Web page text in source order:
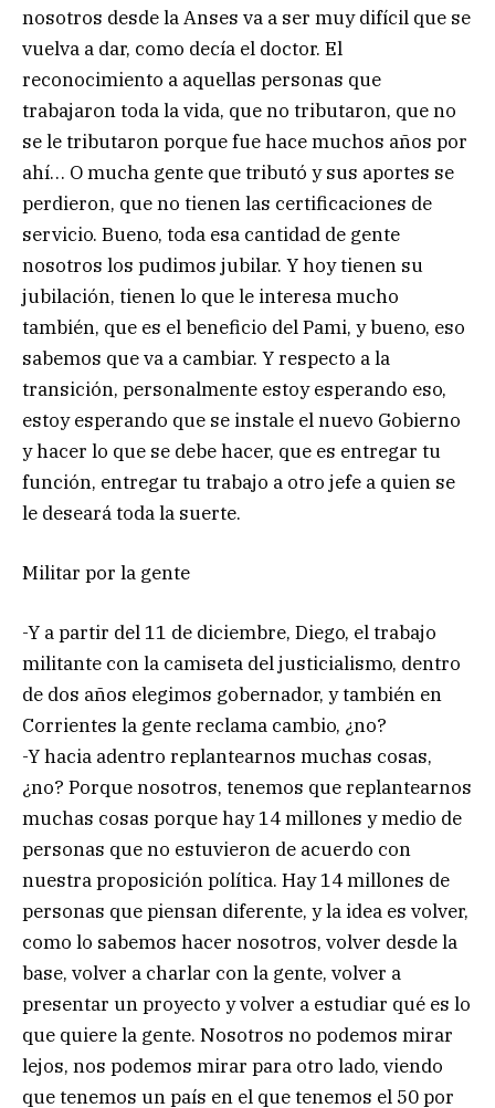
nosotros desde la Anses va a ser muy difícil que se
vuelva a dar, como decía el doctor. El
reconocimiento a aquellas personas que
trabajaron toda la vida, que no tributaron, que no
se le tributaron porque fue hace muchos años por
ahí… O mucha gente que tributó y sus aportes se
perdieron, que no tienen las certificaciones de
servicio. Bueno, toda esa cantidad de gente
nosotros los pudimos jubilar. Y hoy tienen su
jubilación, tienen lo que le interesa mucho
también, que es el beneficio del Pami, y bueno, eso
sabemos que va a cambiar. Y respecto a la
transición, personalmente estoy esperando eso,
estoy esperando que se instale el nuevo Gobierno
y hacer lo que se debe hacer, que es entregar tu
función, entregar tu trabajo a otro jefe a quien se
le deseará toda la suerte.
Militar por la gente
-Y a partir del 11 de diciembre, Diego, el trabajo
militante con la camiseta del justicialismo, dentro
de dos años elegimos gobernador, y también en
Corrientes la gente reclama cambio, ¿no?
-Y hacia adentro replantearnos muchas cosas,
¿no? Porque nosotros, tenemos que replantearnos
muchas cosas porque hay 14 millones y medio de
personas que no estuvieron de acuerdo con
nuestra proposición política. Hay 14 millones de
personas que piensan diferente, y la idea es volver,
como lo sabemos hacer nosotros, volver desde la
base, volver a charlar con la gente, volver a
presentar un proyecto y volver a estudiar qué es lo
que quiere la gente. Nosotros no podemos mirar
lejos, nos podemos mirar para otro lado, viendo
que tenemos un país en el que tenemos el 50 por